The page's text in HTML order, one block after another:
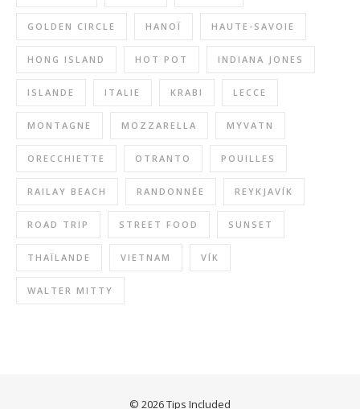
GOLDEN CIRCLE HANOÏ HAUTE-SAVOIE
HONG ISLAND HOT POT INDIANA JONES
ISLANDE ITALIE KRABI LECCE
MONTAGNE MOZZARELLA MYVATN
ORECCHIETTE OTRANTO POUILLES
RAILAY BEACH RANDONNÉE REYKJAVÍK
ROAD TRIP STREET FOOD SUNSET
THAÏLANDE VIETNAM VÍK
WALTER MITTY
© 2026 Tips Included